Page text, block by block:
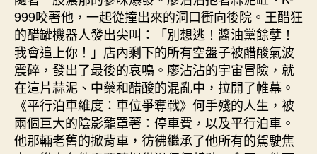
999咬著他，一起從撞出來的洞口衝向後院。王醋狂
的醋罐機器人發出尖叫：「別想逃！醬油黨餘孽！
我會追上你！」店內剩下的所有空盤子被醋酸氣波
震碎，發出了最後的哀鳴。廖沾沾的宇宙冒險，就
在這片蒜泥、中藥和醋酸的混亂中，拉開了帷幕。
《平行泊車維度：車位爭奪戰》何手殘的人生，被
兩個巨大的陰影籠罩著：停車費，以及平行泊車。
他那輛老舊的掀背車，彷彿繼承了他所有的駕駛焦